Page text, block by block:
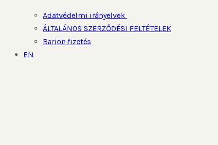
Adatvédelmi irányelvek
ÁLTALÁNOS SZERZŐDÉSI FELTÉTELEK
Barion fizetés
EN